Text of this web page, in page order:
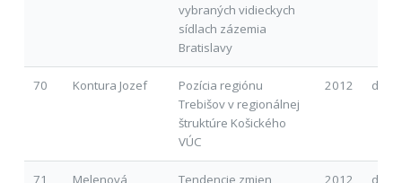
vybraných vidieckych
sídlach zázemia
Bratislavy
70 Kontura Jozef
Pozícia regiónu
Trebišov v regionálnej
štruktúre Košického
VÚC
2012 d
71
Melenová
Tendencie zmien
2012 d